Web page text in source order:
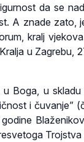
da se
A znade zato,
kralj
u Zagrebu,
Boga, u skladu
i čuvanje”
Trojstva